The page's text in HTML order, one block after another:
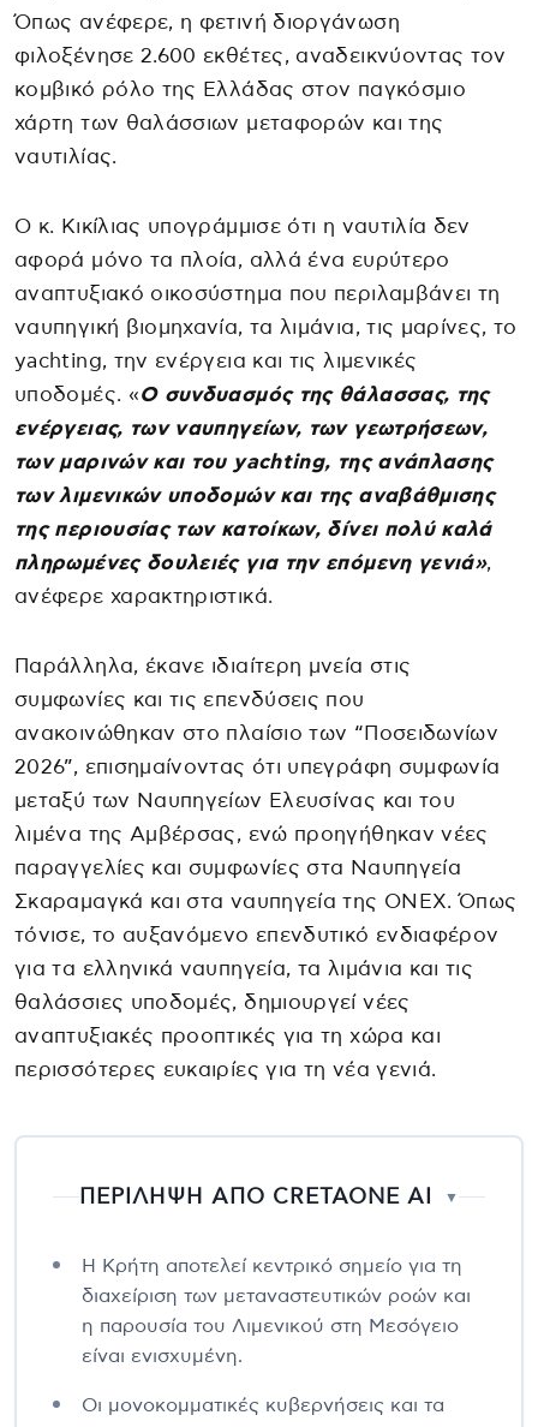
Όπως ανέφερε, η φετινή διοργάνωση
φιλοξένησε 2.600 εκθέτες, αναδεικνύοντας τον
κομβικό ρόλο της Ελλάδας στον παγκόσμιο
χάρτη των θαλάσσιων μεταφορών και της
ναυτιλίας.
Ο κ. Κικίλιας υπογράμμισε ότι η ναυτιλία δεν
αφορά μόνο τα πλοία, αλλά ένα ευρύτερο
αναπτυξιακό οικοσύστημα που περιλαμβάνει τη
ναυπηγική βιομηχανία, τα λιμάνια, τις μαρίνες, το
yachting, την ενέργεια και τις λιμενικές
υποδομές. «Ο συνδυασμός της θάλασσας, της
ενέργειας, των ναυπηγείων, των γεωτρήσεων,
των μαρινών και του yachting, της ανάπλασης
των λιμενικών υποδομών και της αναβάθμισης
της περιουσίας των κατοίκων, δίνει πολύ καλά
πληρωμένες δουλειές για την επόμενη γενιά»,
ανέφερε χαρακτηριστικά.
Παράλληλα, έκανε ιδιαίτερη μνεία στις
συμφωνίες και τις επενδύσεις που
ανακοινώθηκαν στο πλαίσιο των “Ποσειδωνίων
2026”, επισημαίνοντας ότι υπεγράφη συμφωνία
μεταξύ των Ναυπηγείων Ελευσίνας και του
λιμένα της Αμβέρσας, ενώ προηγήθηκαν νέες
παραγγελίες και συμφωνίες στα Ναυπηγεία
Σκαραμαγκά και στα ναυπηγεία της ONEX. Όπως
τόνισε, το αυξανόμενο επενδυτικό ενδιαφέρον
για τα ελληνικά ναυπηγεία, τα λιμάνια και τις
θαλάσσιες υποδομές, δημιουργεί νέες
αναπτυξιακές προοπτικές για τη χώρα και
περισσότερες ευκαιρίες για τη νέα γενιά.
ΠΕΡΙΛΗΨΗ ΑΠΟ CRETAONE AI ▼
Η Κρήτη αποτελεί κεντρικό σημείο για τη
διαχείριση των μεταναστευτικών ροών και
η παρουσία του Λιμενικού στη Μεσόγειο
είναι ενισχυμένη.
Οι μονοκομματικές κυβερνήσεις και τα